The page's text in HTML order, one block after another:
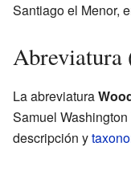
Santiago el Menor,
Abreviatura
La abreviatura
Samuel
descripción y